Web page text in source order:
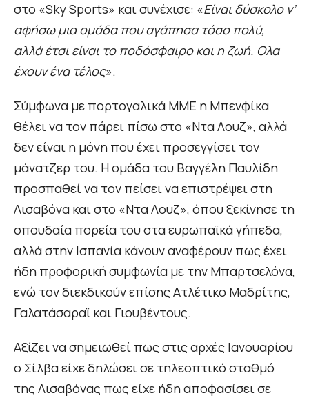
στο «Sky Sports» και συνέχισε: «Είναι δύσκολο ν’
αφήσω μια ομάδα που αγάπησα τόσο πολύ,
αλλά έτσι είναι το ποδόσφαιρο και η ζωή. Ολα
έχουν ένα τέλος».
Σύμφωνα με πορτογαλικά ΜΜΕ η Μπενφίκα
θέλει να τον πάρει πίσω στο «Ντα Λουζ», αλλά
δεν είναι η μόνη που έχει προσεγγίσει τον
μάνατζερ του. Η ομάδα του Βαγγέλη Παυλίδη
προσπαθεί να τον πείσει να επιστρέψει στη
Λισαβόνα και στο «Ντα Λουζ», όπου ξεκίνησε τη
σπουδαία πορεία του στα ευρωπαϊκά γήπεδα,
αλλά στην Ισπανία κάνουν αναφέρουν πως έχει
ήδη προφορική συμφωνία με την Μπαρτσελόνα,
ενώ τον διεκδικούν επίσης Ατλέτικο Μαδρίτης,
Γαλατάσαραϊ και Γιουβέντους.
Αξίζει να σημειωθεί πως στις αρχές Ιανουαρίου
ο Σίλβα είχε δηλώσει σε τηλεοπτικό σταθμό
της Λισαβόνας πως είχε ήδη αποφασίσει σε